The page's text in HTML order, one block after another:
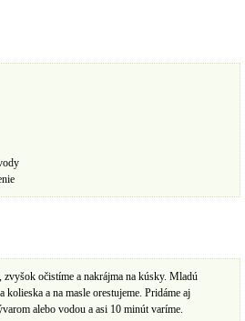
zvyšok očistíme a nakrájma na kúsky. Mladú
a na masle orestujeme. Pridáme aj
alebo vodou a asi 10 minút varíme.